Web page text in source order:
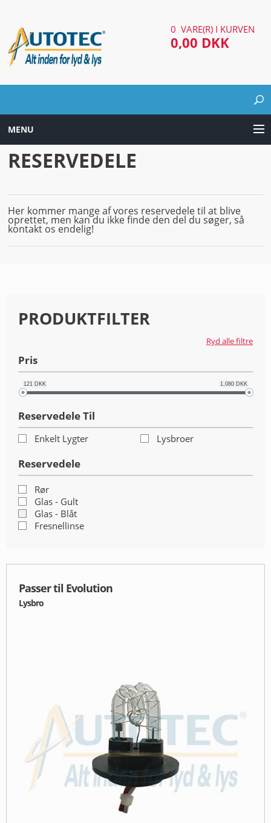
0 VARE(R) I KURVEN
0,00 DKK
MENU
LYD & LYS UDSTYR
ARBEJDS & SØGELYGTER
EL UDSTYR
NYHEDER
PROFIL
KATALOGER
RMA
HANDELSBETINGELSER
PERSONDATAPOLITIK
RESERVEDELE
Her kommer mange af vores reservedele til at blive
oprettet, men kan du ikke finde den del du søger, så
kontakt os endelig!
PRODUKTFILTER
Ryd alle filtre
Pris
121 DKK 1,080 DKK
Reservedele Til
Enkelt Lygter Lysbroer
Reservedele
Rør
Glas - Gult
Glas - Blåt
Fresnellinse
Passer til Evolution
Lysbro